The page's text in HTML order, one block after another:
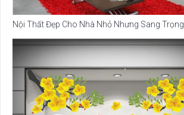
Nội Thất Đẹp Cho Nhà Nhỏ Nhưng Sang Trọng